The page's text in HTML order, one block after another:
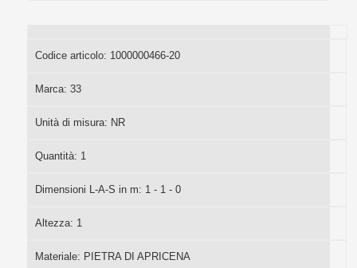
Codice articolo: 1000000466-20
Marca: 33
Unità di misura: NR
Quantità: 1
Dimensioni L-A-S in m: 1 - 1 - 0
Altezza: 1
Materiale: PIETRA DI APRICENA